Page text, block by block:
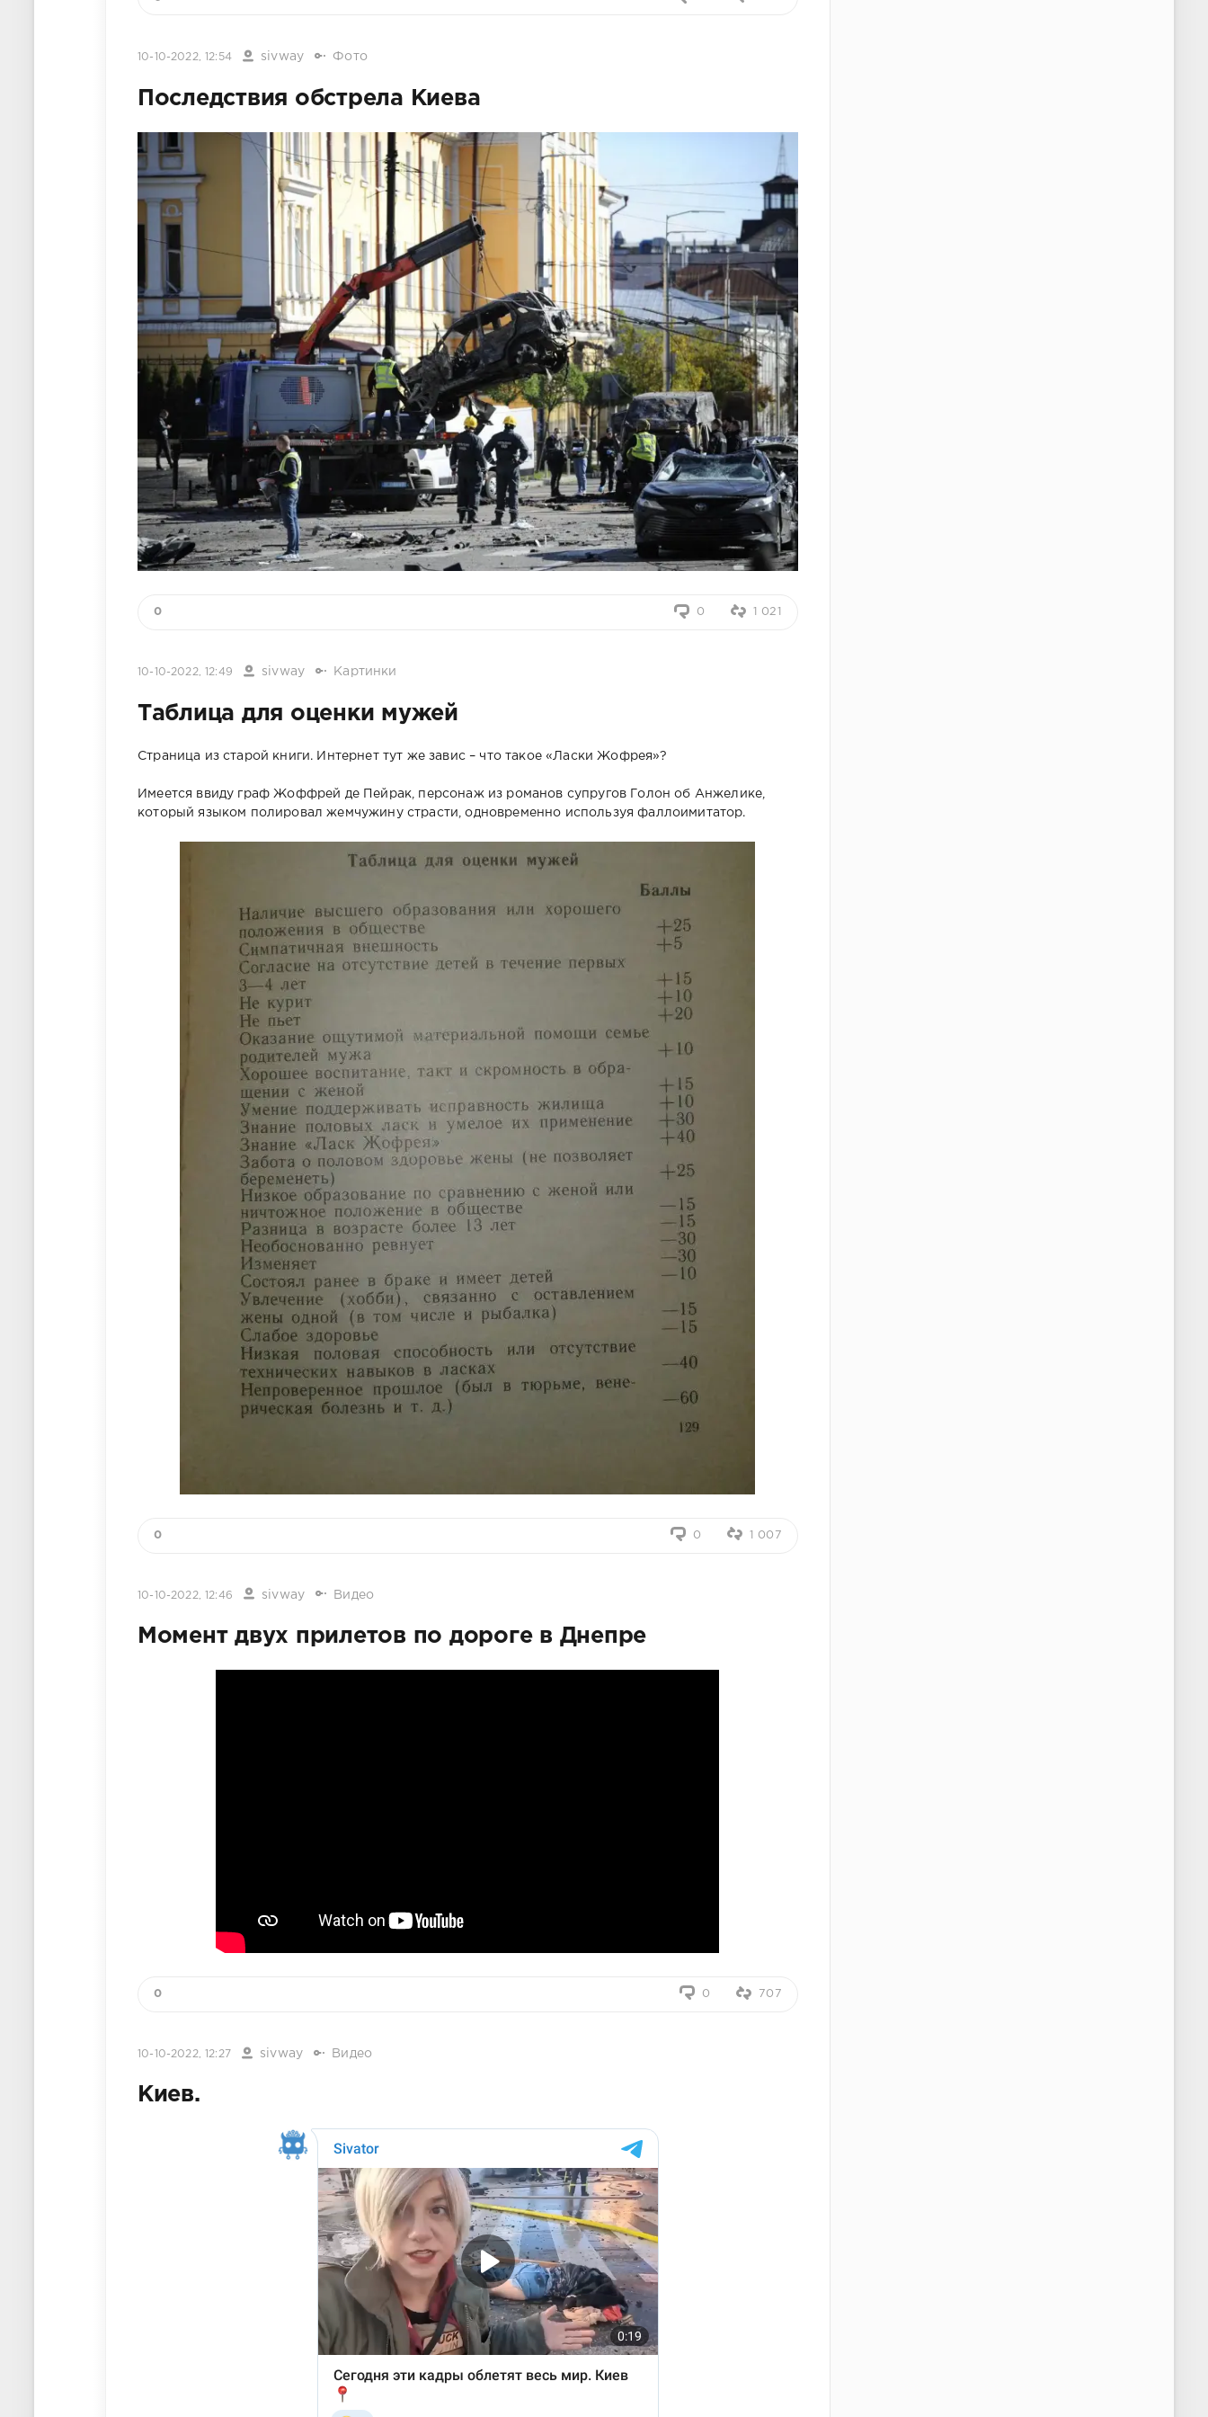
10-10-2022, 12:54 sivway Фото
Последствия обстрела Киева
0 0 1 021
10-10-2022, 12:49 sivway Картинки
Таблица для оценки мужей
Страница из старой книги. Интернет тут же завис – что такое «Ласки Жофрея»?
Имеется ввиду граф Жоффрей де Пейрак, персонаж из романов супругов Голон об Анжелике,
который языком полировал жемчужину страсти, одновременно используя фаллоимитатор.
0 0 1 007
10-10-2022, 12:46 sivway Видео
Момент двух прилетов по дороге в Днепре
0 0 707
10-10-2022, 12:27 sivway Видео
Киев.